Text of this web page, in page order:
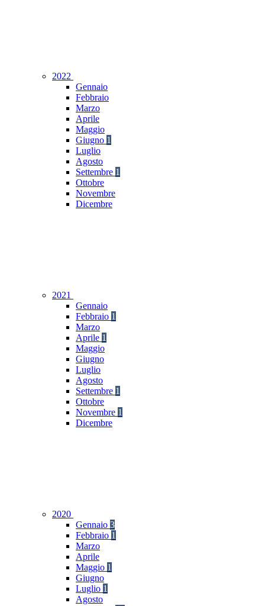
2022
Gennaio
Febbraio
Marzo
Aprile
Maggio
Giugno 1
Luglio
Agosto
Settembre 1
Ottobre
Novembre
Dicembre
2021
Gennaio
Febbraio 1
Marzo
Aprile 1
Maggio
Giugno
Luglio
Agosto
Settembre 1
Ottobre
Novembre 1
Dicembre
2020
Gennaio 3
Febbraio 1
Marzo
Aprile
Maggio 1
Giugno
Luglio 1
Agosto